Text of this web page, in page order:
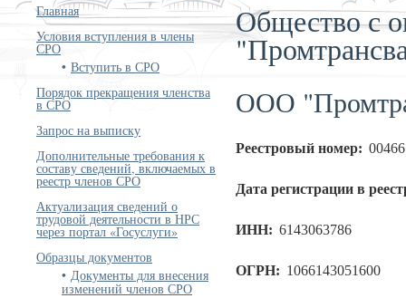
Главная
Условия вступления в члены
СРО
Вступить в СРО
Порядок прекращения членства
в СРО
Запрос на выписку
Дополнительные требования к
составу сведений, включаемых в
реестр членов СРО
Актуализация сведений о
трудовой деятельности в НРС
через портал «Госуслуги»
Образцы документов
Документы для внесения
изменений членов СРО
Общество с
ООО
Реестровый номер: 00466
Дата регистрации в
ИНН: 6143063786
ОГРН: 1066143051600